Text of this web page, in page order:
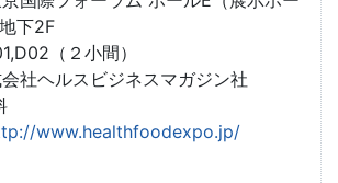
下2F
（２小間）
ヘルスビジネスマガジン社
www.healthfoodexpo.jp/